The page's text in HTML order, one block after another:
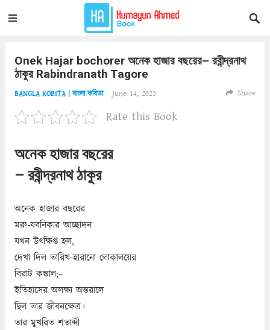
Onek Hajar bochorer অনেক হাজার বছরের– রবীন্দ্রনাথ
ঠাকুর Rabindranath Tagore
BANGLA KOBITA | বাংলা কবিতা June 14, 2023 Share
Rate this Book
অনেক হাজার বছরের
– রবীন্দ্রনাথ ঠাকুর
অনেক হাজার বছরের
মরু-যবনিকার আচ্ছাদন
যখন উৎক্ষিপ্ত হল,
দেখা দিল তারিখ-হারানো লোকালয়ের
বিরাট কঙ্কাল;–
ইতিহাসের অলক্ষ্য অন্তরালে
ছিল তার জীবনক্ষেত্র।
তার মুখরিত শতাব্দী